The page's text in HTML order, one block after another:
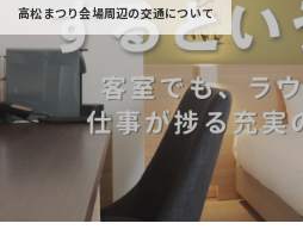
高松まつり会場周辺の交通について